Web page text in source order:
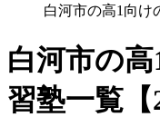
白河市の高1向け
白河市の
習塾一覧【